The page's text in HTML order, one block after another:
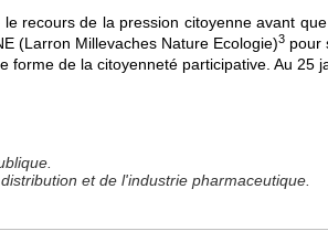
recours de la pression citoyenne avant
(Larron Millevaches Nature Ecologie)3 pour
de la citoyenneté participative. Au 25
et de l'industrie pharmaceutique.